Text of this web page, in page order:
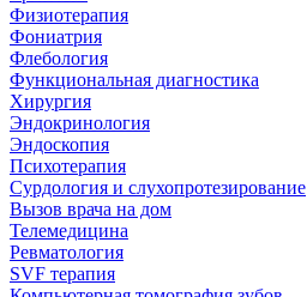
Физиотерапия
Фониатрия
Флебология
Функциональная диагностика
Хирургия
Эндокринология
Эндоскопия
Психотерапия
Сурдология и слухопротезирование
Вызов врача на дом
Телемедицина
Ревматология
SVF терапия